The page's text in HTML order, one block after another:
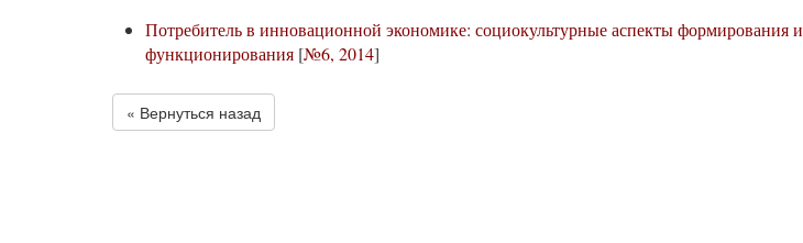
Потребитель в инновационной экономике: социокультурные аспекты формирования и
функционирования [№6, 2014]
« Вернуться назад